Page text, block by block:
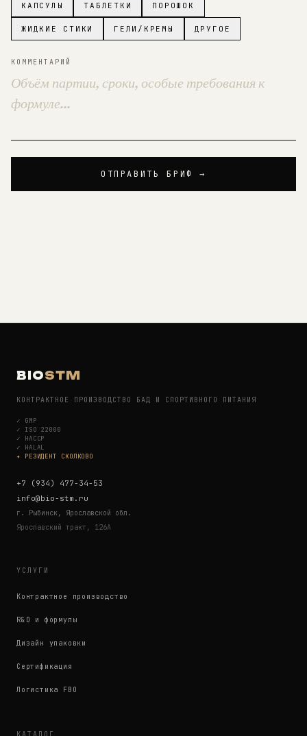
КАПСУЛЫ ТАБЛЕТКИ ПОРОШОК
ЖИДКИЕ СТИКИ ГЕЛИ/КРЕМЫ ДРУГОЕ
КОММЕНТАРИЙ
ОТПРАВИТЬ БРИФ →
BIOSTM
КОНТРАКТНОЕ ПРОИЗВОДСТВО БАД И СПОРТИВНОГО ПИТАНИЯ
✓ GMP
✓ ISO 22000
✓ HACCP
✓ HALAL
✦ РЕЗИДЕНТ СКОЛКОВО
+7 (934) 477-34-53
info@bio-stm.ru
г. Рыбинск, Ярославской обл.
Ярославский тракт, 126А
УСЛУГИ
Контрактное производство
R&D и формулы
Дизайн упаковки
Сертификация
Логистика FBO